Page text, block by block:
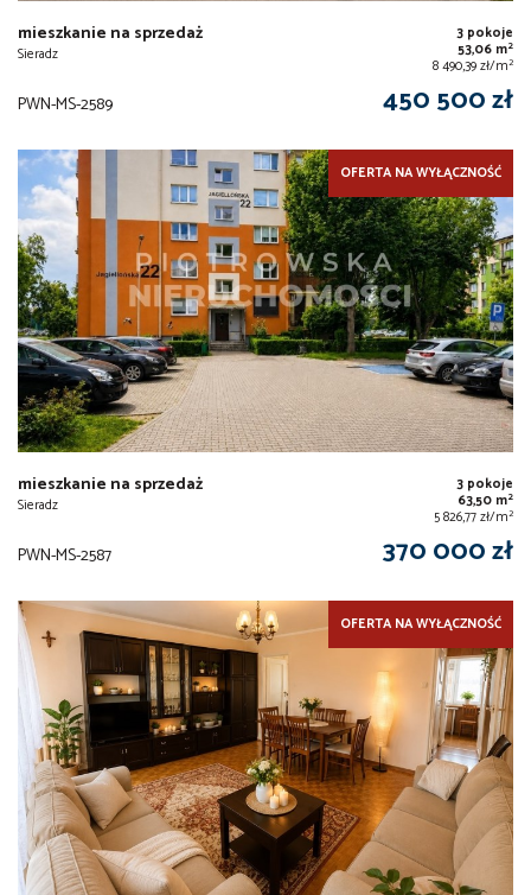
mieszkanie na sprzedaż
Sieradz
3 pokoje
53,06 m2
8 490,39 zł/m2
PWN-MS-2589 450 500 zł
OFERTA NA WYŁĄCZNOŚĆ
mieszkanie na sprzedaż
Sieradz
3 pokoje
63,50 m2
5 826,77 zł/m2
PWN-MS-2587 370 000 zł
OFERTA NA WYŁĄCZNOŚĆ